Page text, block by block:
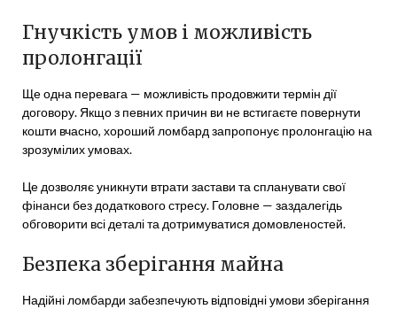
Гнучкість умов і можливість
пролонгації
Ще одна перевага — можливість продовжити термін дії
договору. Якщо з певних причин ви не встигаєте повернути
кошти вчасно, хороший ломбард запропонує пролонгацію на
зрозумілих умовах.
Це дозволяє уникнути втрати застави та спланувати свої
фінанси без додаткового стресу. Головне — заздалегідь
обговорити всі деталі та дотримуватися домовленостей.
Безпека зберігання майна
Надійні ломбарди забезпечують відповідні умови зберігання